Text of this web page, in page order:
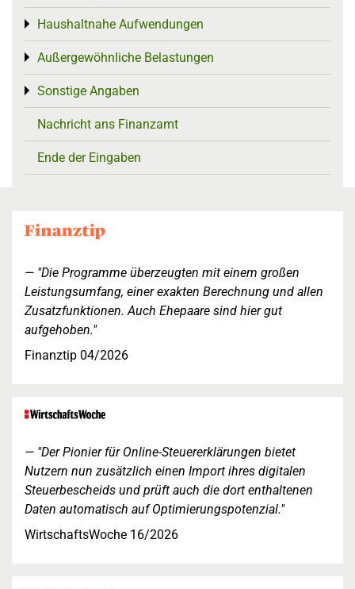
Haushaltnahe Aufwendungen
Toggle menu
Außergewöhnliche Belastungen
Toggle menu
Sonstige Angaben
Toggle menu
Nachricht ans Finanzamt
Ende der Eingaben
"Die Programme überzeugten mit einem großen
Leistungsumfang, einer exakten Berechnung und allen
Zusatzfunktionen. Auch Ehepaare sind hier gut
aufgehoben."
Finanztip 04/2026
"Der Pionier für Online-Steuererklärungen bietet
Nutzern nun zusätzlich einen Import ihres digitalen
Steuerbescheids und prüft auch die dort enthaltenen
Daten automatisch auf Optimierungspotenzial."
WirtschaftsWoche 16/2026